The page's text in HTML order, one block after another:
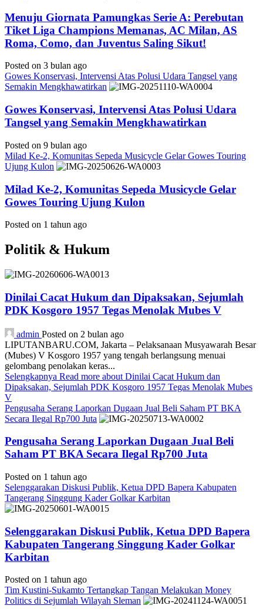
Menuju Giornata Pamungkas Serie A: Perebutan
Tiket Liga Champions Memanas, AC Milan, AS
Roma, Como, dan Juventus Saling Sikut!
Posted on 3 bulan ago
Gowes Konservasi, Intervensi Atas Polusi Udara Tangsel yang
Semakin Mengkhawatirkan
Gowes Konservasi, Intervensi Atas Polusi Udara
Tangsel yang Semakin Mengkhawatirkan
Posted on 9 bulan ago
Milad Ke-2, Komunitas Sepeda Musicycle Gelar Gowes Touring
Ujung Kulon
Milad Ke-2, Komunitas Sepeda Musicycle Gelar
Gowes Touring Ujung Kulon
Posted on 1 tahun ago
Politik & Hukum
Dinilai Cacat Hukum dan Dipaksakan, Sejumlah
PDK Kosgoro 1957 Tegas Menolak Mubes V
admin Posted on 2 bulan ago
LIPUTANBARU.COM, Jakarta – Pelaksanaan Musyawarah Besar
(Mubes) V Kosgoro 1957 yang tengah berlangsung menuai
gelombang penolakan keras...
Selengkapnya Read more about Dinilai Cacat Hukum dan
Dipaksakan, Sejumlah PDK Kosgoro 1957 Tegas Menolak Mubes
V
Pengusaha Serang Laporkan Dugaan Jual Beli Saham PT BKA
Secara Ilegal Rp700 Juta
Pengusaha Serang Laporkan Dugaan Jual Beli
Saham PT BKA Secara Ilegal Rp700 Juta
Posted on 1 tahun ago
Selenggarakan Diskusi Publik, Ketua DPD Bapera Kabupaten
Tangerang Singgung Kader Golkar Karbitan
Selenggarakan Diskusi Publik, Ketua DPD Bapera
Kabupaten Tangerang Singgung Kader Golkar
Karbitan
Posted on 1 tahun ago
Tim Kustini-Sukamto Tertangkap Tangan Melakukan Money
Politics di Sejumlah Wilayah Sleman